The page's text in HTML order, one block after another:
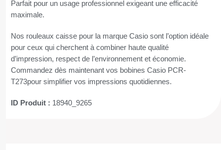
Parfait pour un usage professionnel exigeant une efficacité
maximale.
Nos rouleaux caisse pour la marque Casio sont l’option idéale
pour ceux qui cherchent à combiner haute qualité
d’impression, respect de l’environnement et économie.
Commandez dès maintenant vos bobines Casio PCR-
T273pour simplifier vos impressions quotidiennes.
ID Produit : 18940_9265